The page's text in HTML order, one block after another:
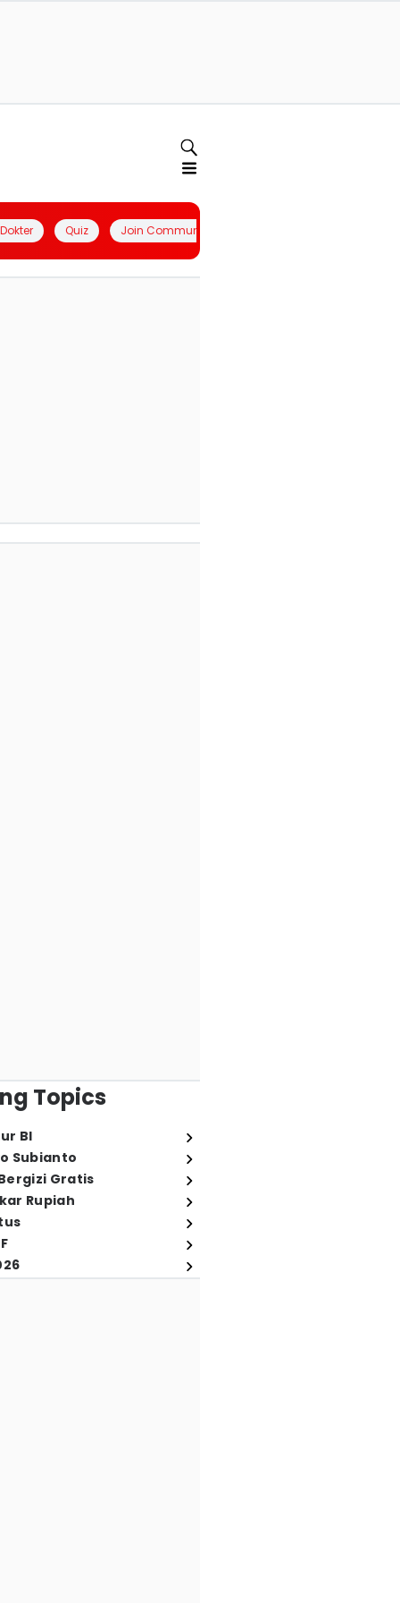
Quiz Join Community
Topics
BI
Subianto
Gratis
Rupiah